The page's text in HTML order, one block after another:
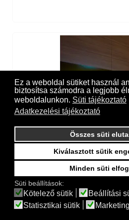
Ez a weboldal sütiket használ
biztosítsa számodra a legjobb
weboldalunkon. Süti tájékoztató
Adatkezelési tájékoztató
Összes süti
Kiválasztott sütik
Minden süti
Süti beállítások:
Kötelező sütik
Beállítási
Statisztikai sütik
Mini Sfera